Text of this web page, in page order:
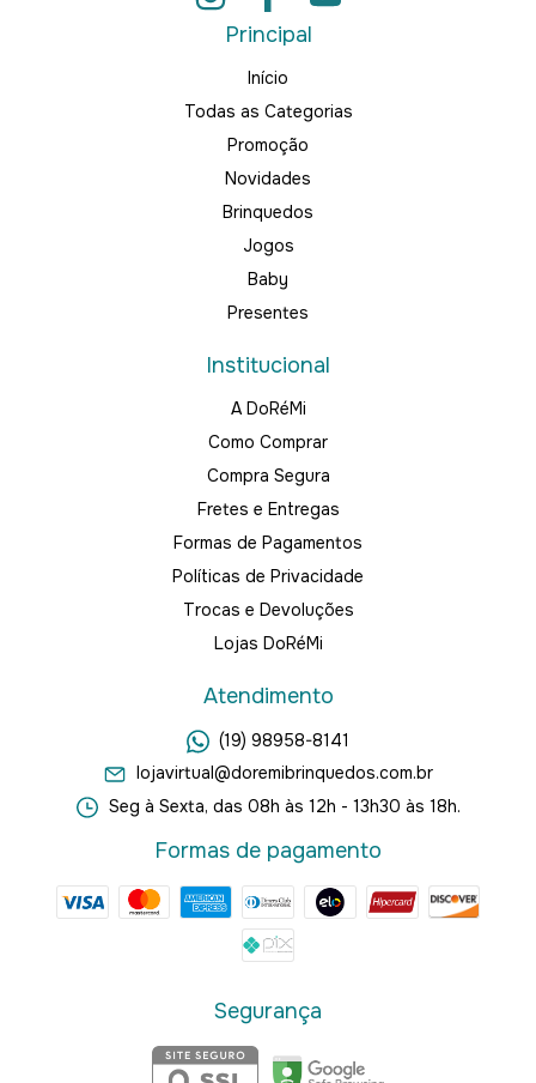
Principal
Início
Todas as Categorias
Promoção
Novidades
Brinquedos
Jogos
Baby
Presentes
Institucional
A DoRéMi
Como Comprar
Compra Segura
Fretes e Entregas
Formas de Pagamentos
Políticas de Privacidade
Trocas e Devoluções
Lojas DoRéMi
Atendimento
(19) 98958-8141
lojavirtual@doremibrinquedos.com.br
Seg à Sexta, das 08h às 12h - 13h30 às 18h.
Formas de pagamento
Segurança